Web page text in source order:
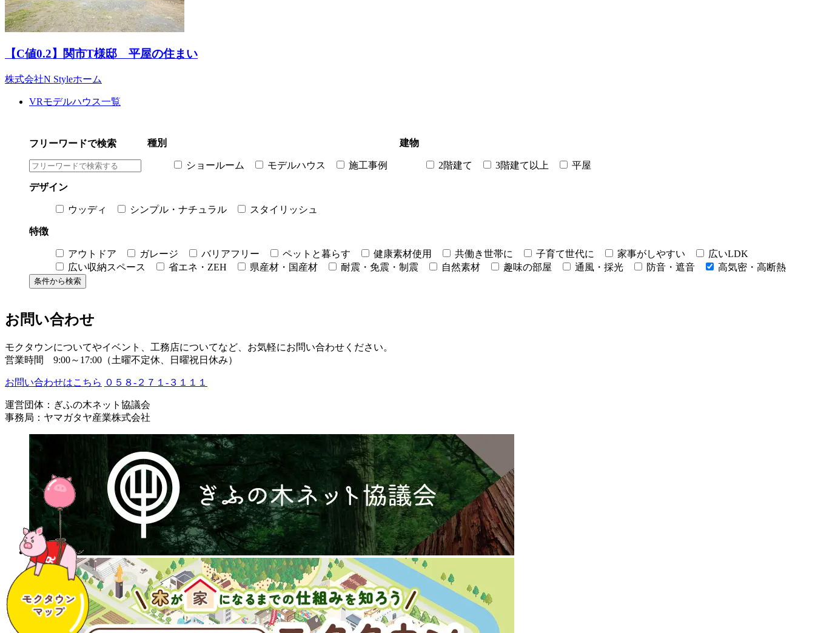
【C値0.2】関市T様邸 平屋の住まい
株式会社N Styleホーム
VRモデルハウス一覧
フリーワードで検索 種別
ショールーム モデルハウス 施工事例
建物
2階建て 3階建て以上 平屋
デザイン
ウッディ シンプル・ナチュラル スタイリッシュ
特徴
アウトドア ガレージ バリアフリー ペットと暮らす 健康素材使用 共働き世帯に 子育て世代に 家事がしやすい
広いLDK
広い収納スペース
省エネ・ZEH 県産材・国産材 耐震・免震・制震 自然素材 趣味の部屋 通風・採光 防音・遮音 高気密・高断熱
お問い合わせ
モクタウンについてやイベント、工務店についてなど、お気軽にお問い合わせください。
営業時間 9:00～17:00（土曜不定休、日曜祝日休み）
お問い合わせはこちら ０５８-２７１-３１１１
運営団体：ぎふの木ネット協議会
事務局：ヤマガタヤ産業株式会社